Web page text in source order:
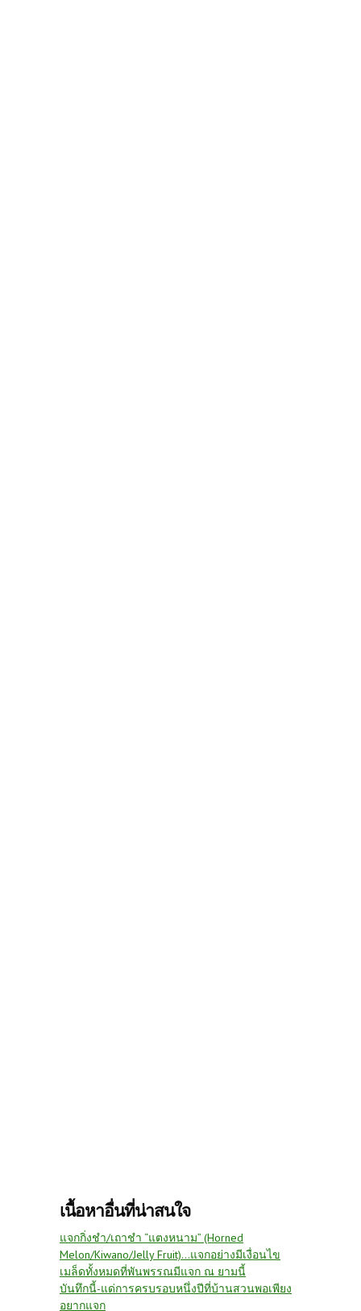
เนื้อหาอื่นที่น่าสนใจ
แจกกิ่งชำ/เถาชำ “แตงหนาม” (Horned
Melon/Kiwano/Jelly Fruit)...แจกอย่างมีเงื่อนไข
เมล็ดทั้งหมดที่พันพรรณมีแจก ณ ยามนี้
บันทึกนี้-แด่การครบรอบหนึ่งปีที่บ้านสวนพอเพียง
อยากแจก